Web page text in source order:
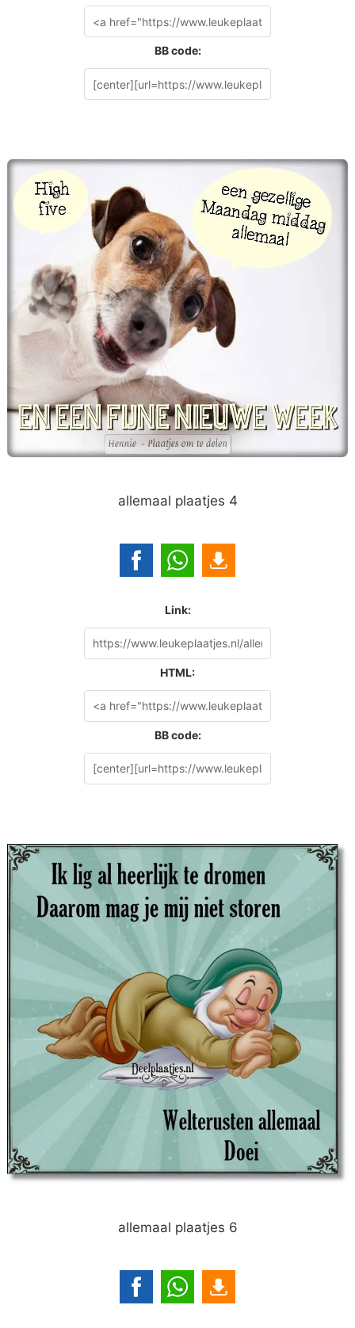
BB code:
allemaal plaatjes 4
Link:
HTML:
BB code:
allemaal plaatjes 6